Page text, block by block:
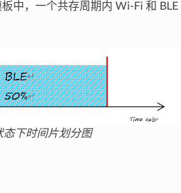
中，一个共存周期内 Wi-Fi 和 BLE
态下时间片划分图